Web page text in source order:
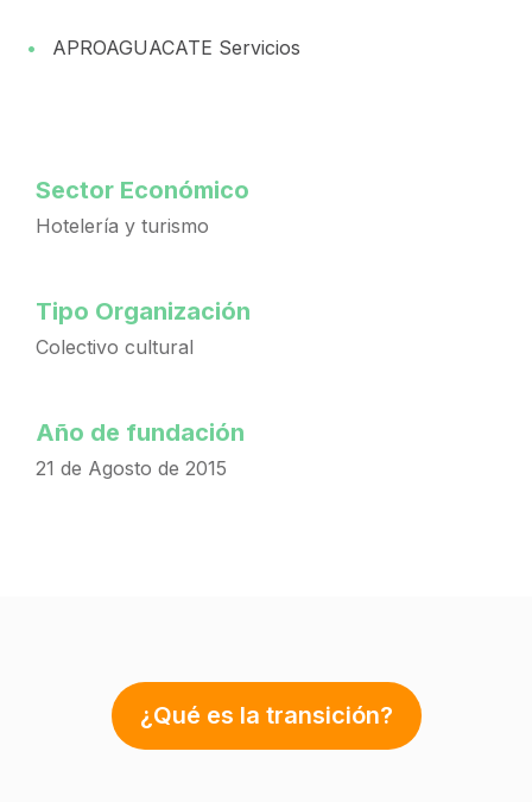
APROAGUACATE Servicios
Sector Económico
Hotelería y turismo
Tipo Organización
Colectivo cultural
Año de fundación
21 de Agosto de 2015
¿Qué es la transición?